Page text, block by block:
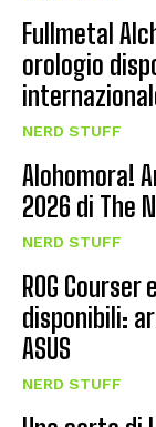
Fullmetal
orologio
NERD STUFF
Alohomora!
2026 di The
NERD STUFF
ROG
disponibili:
ASUS
NERD STUFF